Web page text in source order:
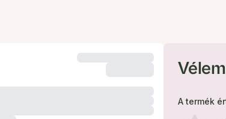
A termék